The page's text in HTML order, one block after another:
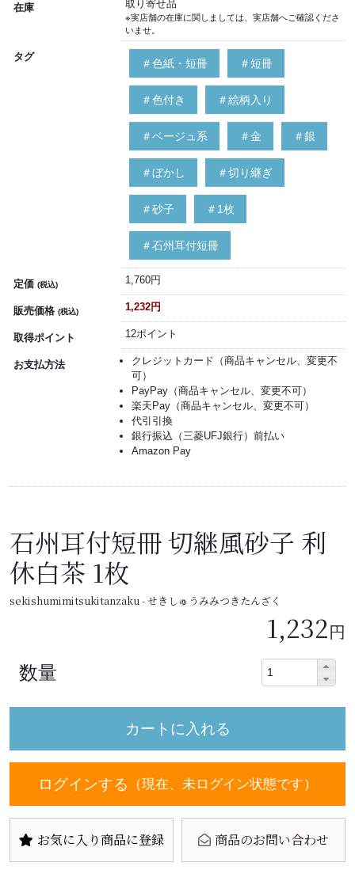
在庫 取り寄せ品
※実店舗の在庫に関しましては、実店舗へご確認くださ
いませ。
タグ
＃色紙・短冊 ＃短冊
＃色付き ＃絵柄入り
＃ベージュ系 ＃金 ＃銀
＃ぼかし ＃切り継ぎ
＃砂子 ＃1枚
＃石州耳付短冊
定価 (税込) 1,760円
販売価格 (税込) 1,232円
取得ポイント 12ポイント
お支払方法
クレジットカード（商品キャンセル、変更不
可）
PayPay（商品キャンセル、変更不可）
楽天Pay（商品キャンセル、変更不可）
代引引換
銀行振込（三菱UFJ銀行）前払い
Amazon Pay
石州耳付短冊 切継風砂子 利
休白茶 1枚
sekishumimitsukitanzaku - せきしゅうみみつきたんざく
1,232円
数量
ログインする （現在、未ログイン状態です）
お気に入り商品に登録 商品のお問い合わせ